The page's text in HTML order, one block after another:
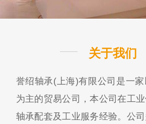
关于我们
誉绍轴承(上海)有限公司是一
为主的贸易公司，本公司在工
轴承配套及工业服务经验。公